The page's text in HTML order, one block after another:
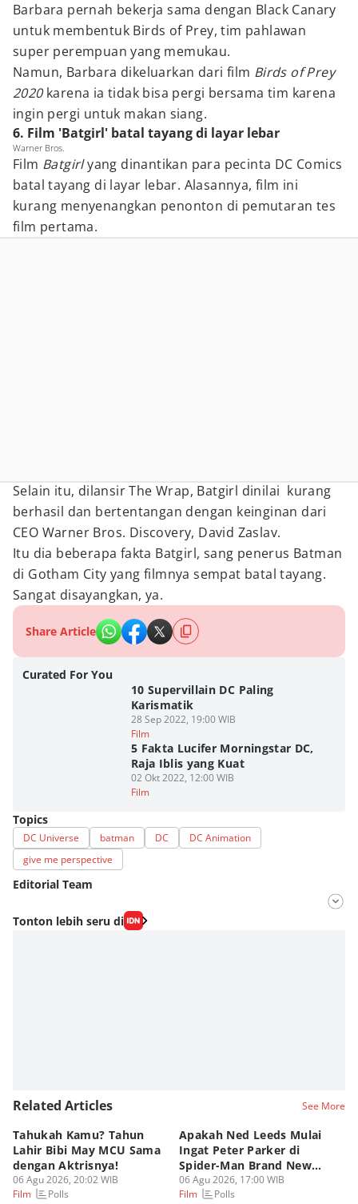
Barbara pernah bekerja sama dengan Black Canary
untuk membentuk Birds of Prey, tim pahlawan
super perempuan yang memukau.
Namun, Barbara dikeluarkan dari film Birds of Prey
2020karena ia tidak bisa pergi bersama tim karena
ingin pergi untuk makan siang.
6. Film 'Batgirl' batal tayang di layar lebar
Warner Bros.
Film Batgirlyang dinantikan para pecinta DC Comics
batal tayang di layar lebar. Alasannya, film ini
kurang menyenangkan penonton di pemutaran tes
film pertama.
Selain itu, dilansir The Wrap, Batgirl dinilai kurang
berhasil dan bertentangan dengan keinginan dari
CEO Warner Bros. Discovery, David Zaslav.
Itu dia beberapa fakta Batgirl, sang penerus Batman
di Gotham City yang filmnya sempat batal tayang.
Sangat disayangkan, ya.
Share Article
Curated For You
10 Supervillain DC Paling
Karismatik
28 Sep 2022, 19:00 WIB
Film
5 Fakta Lucifer Morningstar DC,
Raja Iblis yang Kuat
02 Okt 2022, 12:00 WIB
Film
Topics
DC Universe batman DC
DC Animation
give me perspective
Editorial Team
Editor
Nadia Agatha Pramesthi
Tonton lebih seru di
Related Articles See More
Tahukah Kamu? Tahun
Lahir Bibi May MCU Sama
dengan Aktrisnya!
06 Agu 2026, 20:02 WIB
Film
Polls
Apakah Ned Leeds Mulai
Ingat Peter Parker di
Spider-Man Brand New
Day?
06 Agu 2026, 17:00 WIB
Film
Polls